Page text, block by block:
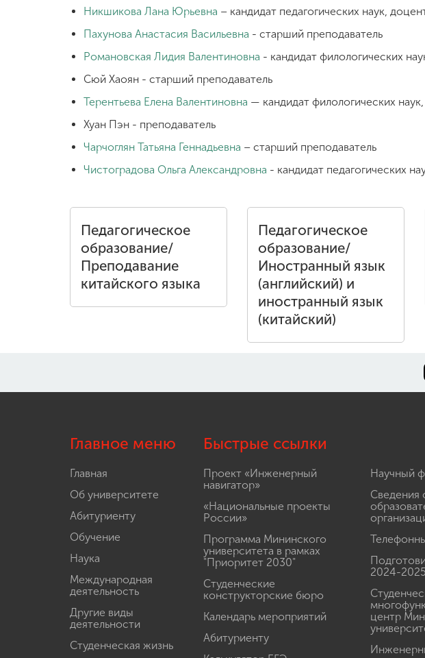
Никшикова Лана Юрьевна – кандидат педагогических наук,
Пахунова Анастасия Васильевна - старший преподаватель
Романовская Лидия Валентиновна - кандидат филологических
Сюй Хаоян - старший преподаватель
Терентьева Елена Валентиновна — кандидат филологических
Хуан Пэн - преподаватель
Чарчоглян Татьяна Геннадьевна – старший преподаватель
Чистоградова Ольга Александровна - кандидат педагогических
Педагогическое
образование/
Преподавание
китайского языка
Педагогическое
образование/
Иностранный язык
(английский) и
иностранный язык
(китайский)
Главное меню
Главная
Об университете
Абитуриенту
Обучение
Наука
Международная
деятельность
Другие виды
деятельности
Студенческая жизнь
Быстрые ссылки
Проект «Инженерный
навигатор»
«Национальные проекты
России»
Программа Мининского
университета в рамках
"Приоритет 2030"
Студенческие
конструкторские бюро
Календарь мероприятий
Абитуриенту
Научный
Сведения
2024-2025
центр